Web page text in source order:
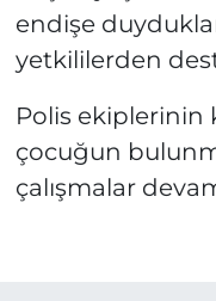
endişe
yetkililerden
Polis ekiplerinin
çocuğun
çalışmalar